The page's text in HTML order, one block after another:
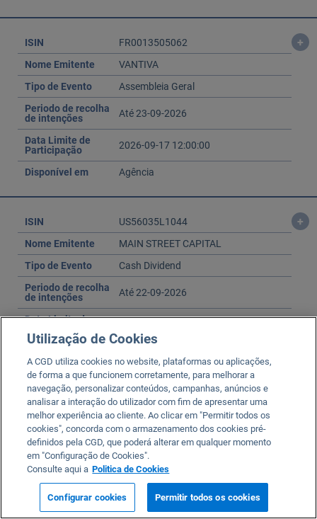
ISIN FR0013505062 +
Nome Emitente
VANTIVA
Tipo de Evento
Assembleia Geral
Periodo de recolha
de intenções
Até 23-09-2026
Data Limite de
Participação
2026-09-17 12:00:00
Disponível em Agência
ISIN US56035L1044 +
Nome Emitente
MAIN STREET CAPITAL
Tipo de Evento
Cash Dividend
Periodo de recolha
de intenções
Até 22-09-2026
Data Limite de
ISIN FR0000073041
Nome Emitente
PIERRE ET VACANCES
Tipo de Evento
Assembleia Geral Extraordinária
Periodo de recolha
de intenções
Até 23-09-2026
Data Limite de
Participação
2026-09-21 12:00:00
Utilização de Cookies
A CGD utiliza cookies no website, plataformas ou aplicações,
de forma a que funcionem corretamente, para melhorar a
navegação, personalizar conteúdos, campanhas, anúncios e
analisar a interação do utilizador com fim de apresentar uma
melhor experiência ao cliente. Ao clicar em "Permitir todos os
cookies", concorda com o armazenamento dos cookies pré-
definidos pela CGD, que poderá alterar em qualquer momento
em "Configuração de Cookies".
Consulte aqui a Politica de Cookies
Configurar cookies Permitir todos os cookies